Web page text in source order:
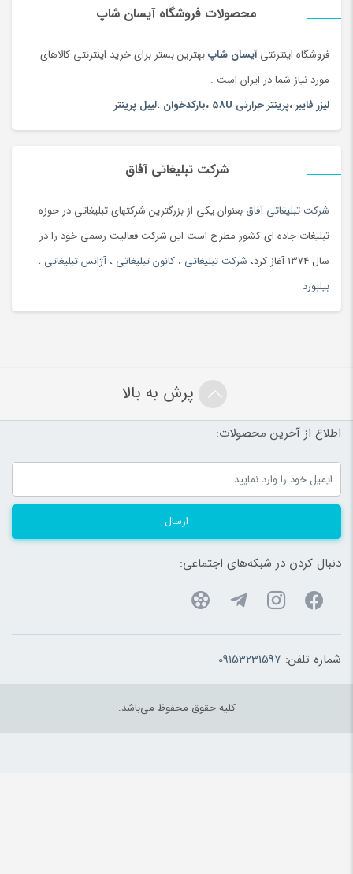
محصولات فروشگاه آیسان شاپ
فروشگاه اینترنتیآیسان شاپبهترین بستر برای خرید اینترنتی کالاهای
مورد نیاز شما در ایران است .
لیزر فایبر،پرینتر حرارتی 58U ،بارکدخوان ،لیبل پرینتر
شرکت تبلیغاتی آفاق
شرکت تبلیغاتی آفاق بعنوان یکی از بزرگترین شرکتهای تبلیغاتی در حوزه
تبلیغات جاده ای کشور مطرح است این شرکت فعالیت رسمی خود را در
سال 1374 آغاز کرد،
شرکت تبلیغاتی ، کانون تبلیغاتی ،آژانس تبلیغاتی ،
بیلبورد
پرش به بالا
اطلاع از آخرین محصولات:
ارسال
دنبال کردن در شبکه‌های اجتماعی:
شماره تلفن: 09153231597
کلیه حقوق محفوظ می‌باشد.